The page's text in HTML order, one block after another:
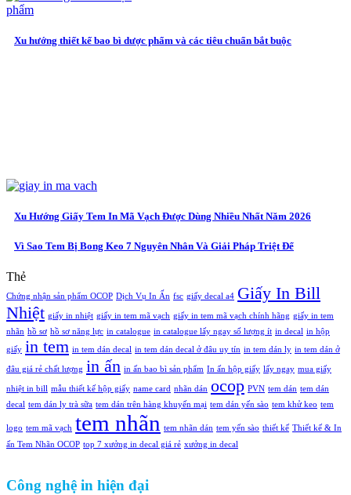
Xu hướng thiết kế bao bì dược phẩm và các tiêu chuẩn bắt buộc
Xu Hướng Giấy Tem In Mã Vạch Được Dùng Nhiều Nhất Năm 2026
Vì Sao Tem Bị Bong Keo 7 Nguyên Nhân Và Giải Pháp Triệt Để
Thẻ
Chứng nhận sản phẩm OCOP Dịch Vụ In Ấn fsc giấy decal a4 Giấy In Bill
Nhiệt giấy in nhiệt giấy in tem mã vạch giấy in tem mã vạch chính hãng giấy in tem
nhãn hồ sơ hồ sơ năng lực in catalogue in catalogue lấy ngay số lượng ít in decal in hộp
giấy in tem in tem dán decal in tem dán decal ở đâu uy tín in tem dán ly in tem dán ở
đâu giá rẻ chất lượng in ấn in ấn bao bì sản phẩm In ấn hộp giấy lấy ngay mua giấy
nhiệt in bill mẫu thiết kế hộp giấy name card nhãn dán ocop PVN tem dán tem dán
decal tem dán ly trà sữa tem dán trên hàng khuyến mại tem dán yến sào tem khử keo tem
logo tem mã vạch tem nhãn tem nhãn dán tem yến sào thiết kế Thiết kế & In
ấn Tem Nhãn OCOP top 7 xưởng in decal giá rẻ xưởng in decal
Công nghệ in hiện đại